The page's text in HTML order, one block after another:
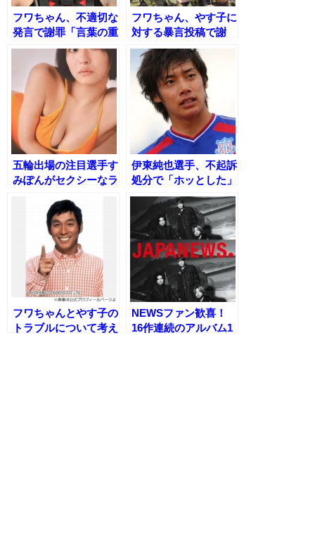
フワちゃん、不適切な
発言で謝罪「言葉の重
要性を痛感しました」
フワちゃん、やす子に
対する暴言投稿で謝
罪 驚きと怒りの声が
相次ぐ
五輪出場の注目選手す
みぽんがセクシーなラ
伊東純也選手、不起訴
処分で「ホッとした」
女性と週刊新潮への法
的措置は進行中
フワちゃんとやす子の
トラブルについて考え
NEWSファン歓喜！
16作連続のアルバム1